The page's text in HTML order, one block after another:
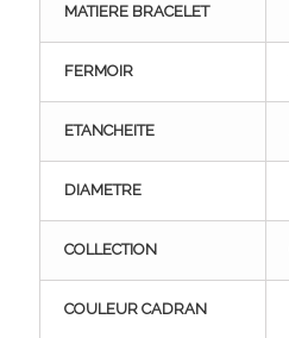
MATIERE BRACELET
FERMOIR
ETANCHEITE
DIAMETRE
COLLECTION
COULEUR CADRAN